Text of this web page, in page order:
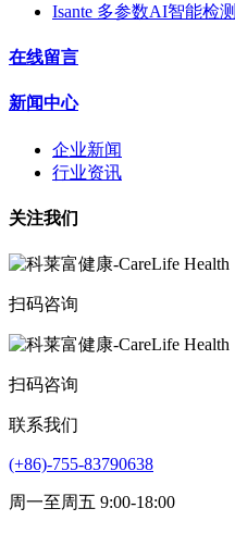
Isante 多参数AI智能检
在线留言
新闻中心
企业新闻
行业资讯
关注我们
扫码咨询
扫码咨询
联系我们
(+86)-755-83790638
周一至周五 9:00-18:00